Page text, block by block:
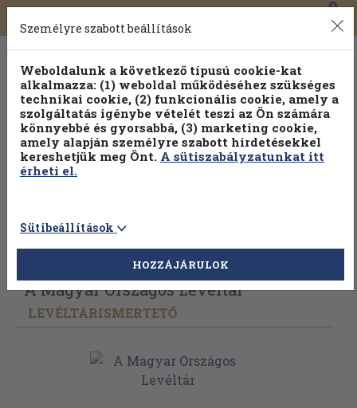
Toggle
navigation
0
Válogasson több mint 1.000.000 kiadványunk közül
100% kedvezménnyel!
Vissza az előző oldalra Válasszon példányt
A Magyar Országos Levéltár
LEVÉLTÁRISMERTETŐ
Személyre szabott beállítások
Weboldalunk a következő típusú cookie-kat
alkalmazza: (1) weboldal működéséhez szükséges
technikai cookie, (2) funkcionális cookie, amely a
szolgáltatás igénybe vételét teszi az Ön számára
könnyebbé és gyorsabbá, (3) marketing cookie,
amely alapján személyre szabott hirdetésekkel
kereshetjük meg Önt. A sütiszabályzatunkat itt
érheti el.
Sütibeállítások
HOZZÁJÁRULOK